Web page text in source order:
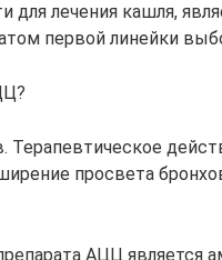
для лечения кашля,
первой линейки
просвета
АЦЦ является